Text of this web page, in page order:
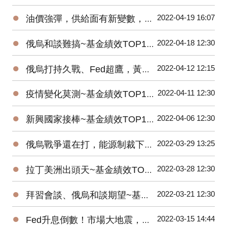
● 油價強彈，供給面有新變數，原油ETF績效遙遙領先 2022-04-19 16:07
● 俄烏和談難搞~基金績效TOP10，能源、金屬漲勢未歇！ 2022-04-18 12:30
● 俄烏打持久戰、Fed超鷹，黃豆、美元ETF績優 2022-04-12 12:15
● 疫情變化莫測~基金績效TOP10，醫療生技股彈起來！ 2022-04-11 12:30
● 新興國家接棒~基金績效TOP10，印度、巴西、中國基金反彈！ 2022-04-06 12:30
● 俄烏戰爭還在打，能源制裁下，原油ETF績效領跑 2022-03-29 13:25
● 拉丁美洲出頭天~基金績效TOP10，受惠商品價格大漲！ 2022-03-28 12:30
● 拜習會談、俄烏和談期望~基金績效TOP10，歐股基金大反彈！ 2022-03-21 12:30
● Fed升息倒數！市場大地震，反向型ETF強力吸金 2022-03-15 14:44